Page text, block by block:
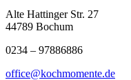
Alte Hattinger Str. 27
44789 Bochum
0234 – 97886886
office@kochmomente.de